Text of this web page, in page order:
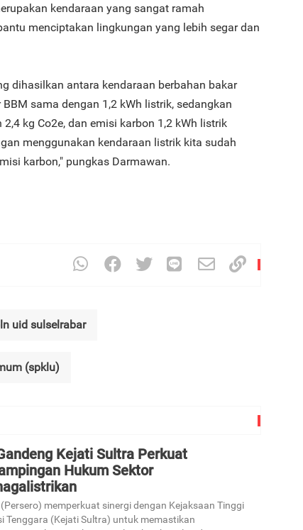
kendaraan yang sangat ramah
menciptakan lingkungan yang lebih segar dan
dihasilkan antara kendaraan berbahan bakar
sama dengan 1,2 kWh listrik, sedangkan
kg Co2e, dan emisi karbon 1,2 kWh listrik
menggunakan kendaraan listrik kita sudah
karbon," pungkas Darmawan.
uid sulselrabar
(spklu)
Kejati Sultra Perkuat
Hukum Sektor
(Persero) memperkuat sinergi dengan Kejaksaan Tinggi
Tenggara (Kejati Sultra) untuk memastikan